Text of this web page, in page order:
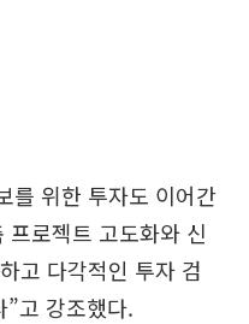
를 위한 투자도 이어간
로젝트 고도화와 신
고 다각적인 투자 검
고 강조했다.